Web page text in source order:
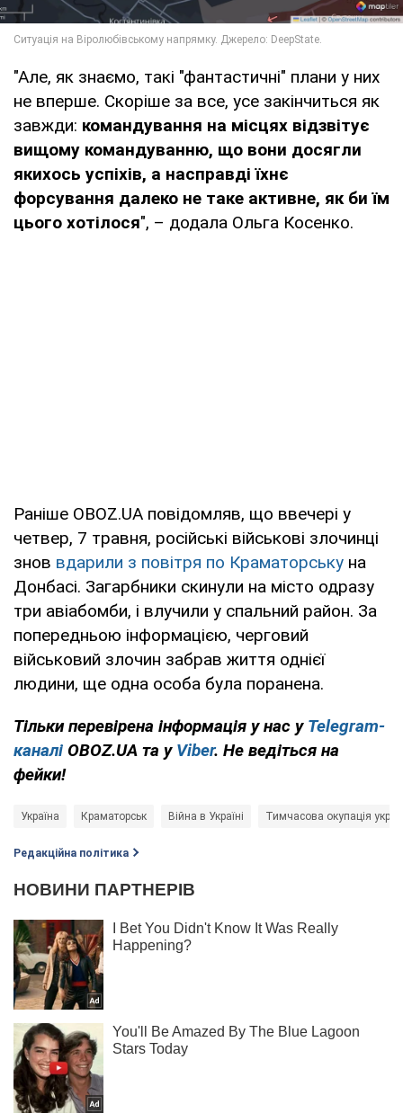
"Але, як знаємо, такі "фантастичні" плани у них
не вперше. Скоріше за все, усе закінчиться як
завжди: командування на місцях відзвітує
вищому командуванню, що вони досягли
якихось успіхів, а насправді їхнє
форсування далеко не таке активне, як би їм
цього хотілося", – додала Ольга Косенко.
Раніше OBOZ.UA повідомляв, що ввечері у
четвер, 7 травня, російські військові злочинці
знов вдарили з повітря по Краматорську на
Донбасі. Загарбники скинули на місто одразу
три авіабомби, і влучили у спальний район. За
попередньою інформацією, черговий
військовий злочин забрав життя однієї
людини, ще одна особа була поранена.
Тільки перевірена інформація у нас у Telegram-
каналі OBOZ.UA та у Viber. Не ведіться на
фейки!
Україна Краматорськ Війна в Україні Тимчасова окупація
Редакційна політика